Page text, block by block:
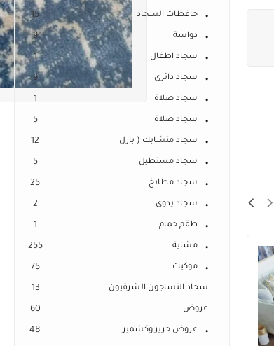
حافظات السجاد 15
دواسة 9
سجاد اطفال 1
سجاد دائرى 9
سجاد صلاة 1
سجاد صلاة 5
سجاد متشابك ( بازل 12
سجاد مستطيل 5
سجاد مطابخ 25
سجاد يدوى 2
طقم حمام 1
مشاية 255
موكيت 75
سجاد النساجون الشرقيون 13
عروض 60
عروض حرير وكشمير 48